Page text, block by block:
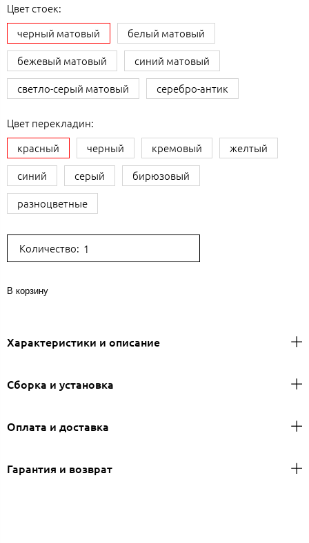
Цвет стоек:
черный матовый
белый матовый
бежевый матовый
синий матовый
светло-серый матовый
серебро-антик
Цвет перекладин:
красный
черный кремовый
желтый
синий
серый
бирюзовый
разноцветные
Количество:
В корзину
Характеристики и описание
Сборка и установка
Оплата и доставка
Гарантия и возврат